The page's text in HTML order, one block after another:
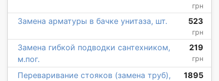
грн
Замена арматуры в бачке унитаза, шт. 523
грн
Замена гибкой подводки сантехником,
м.пог.
219
грн
Переваривание стояков (замена труб),
1895